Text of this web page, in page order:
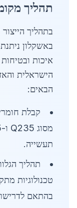
תהליך
בתהליך
באשקלון
איכות
הישראלית
הבאים:
קבלת
תעשייה.
תהליך
טכנולוגיות
בהתאם